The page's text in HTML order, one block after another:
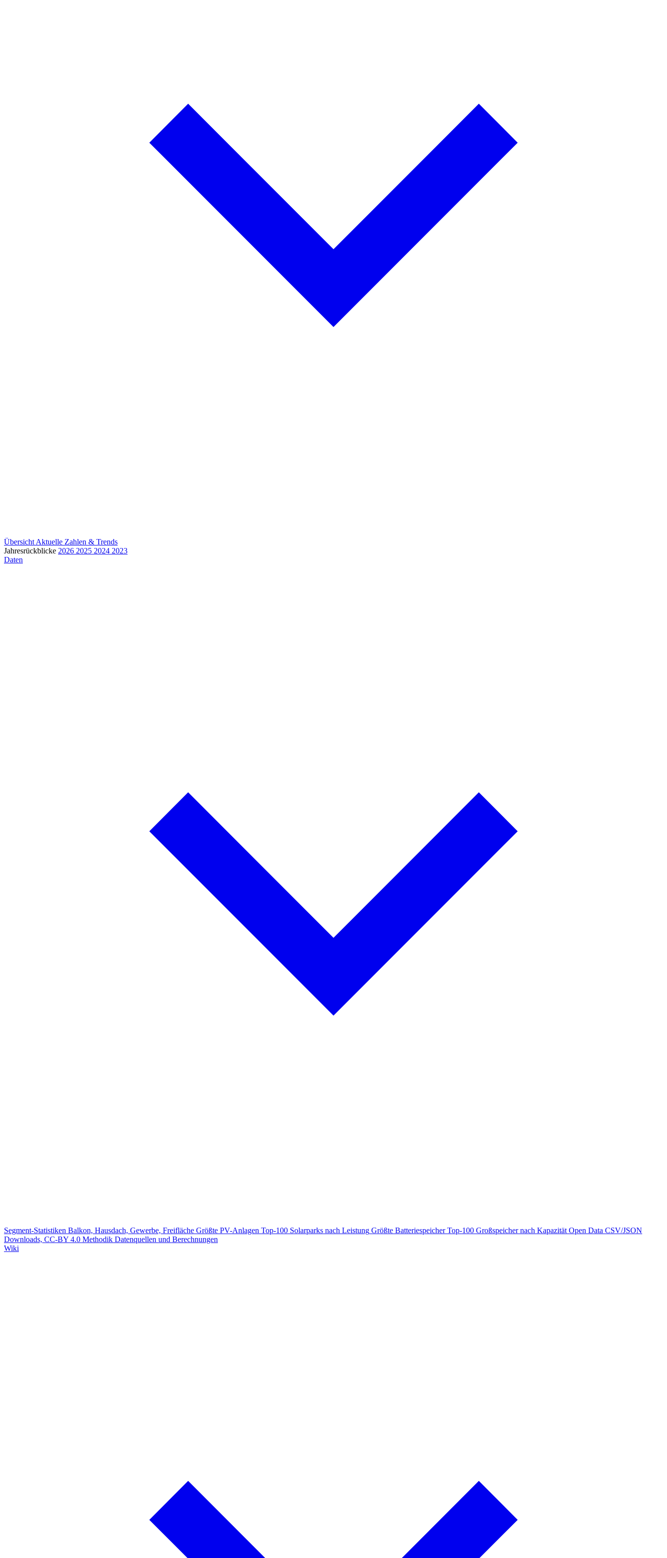
Übersicht Aktuelle Zahlen & Trends
Jahresrückblicke 2026 2025 2024 2023
Daten
Segment-Statistiken Balkon, Hausdach, Gewerbe, Freifläche Größte PV-Anlagen Top-100 Solarparks nach Leistung Größte Batteriespeicher Top-100 Großspeicher nach Kapazität Open Data CSV/JSON
Downloads, CC-BY 4.0 Methodik Datenquellen und Berechnungen
Wiki